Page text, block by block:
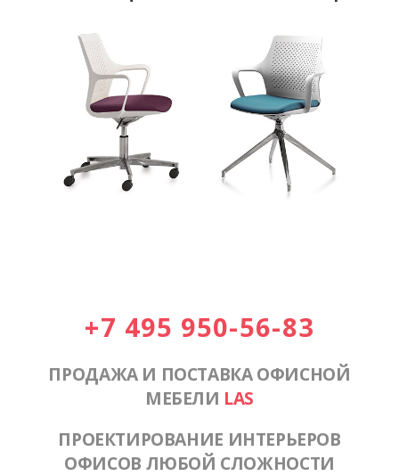
+7 495 950-56-83
ПРОДАЖА И ПОСТАВКА ОФИСНОЙ
МЕБЕЛИ LAS
ПРОЕКТИРОВАНИЕ ИНТЕРЬЕРОВ
ОФИСОВ ЛЮБОЙ СЛОЖНОСТИ